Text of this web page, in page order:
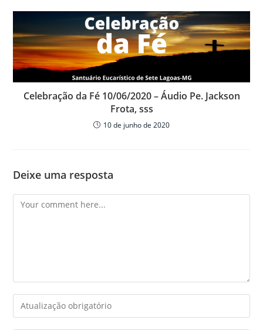
Celebração da Fé 10/06/2020 – Áudio Pe. Jackson
Frota, sss
10 de junho de 2020
Deixe uma resposta
Comment
Enter
your